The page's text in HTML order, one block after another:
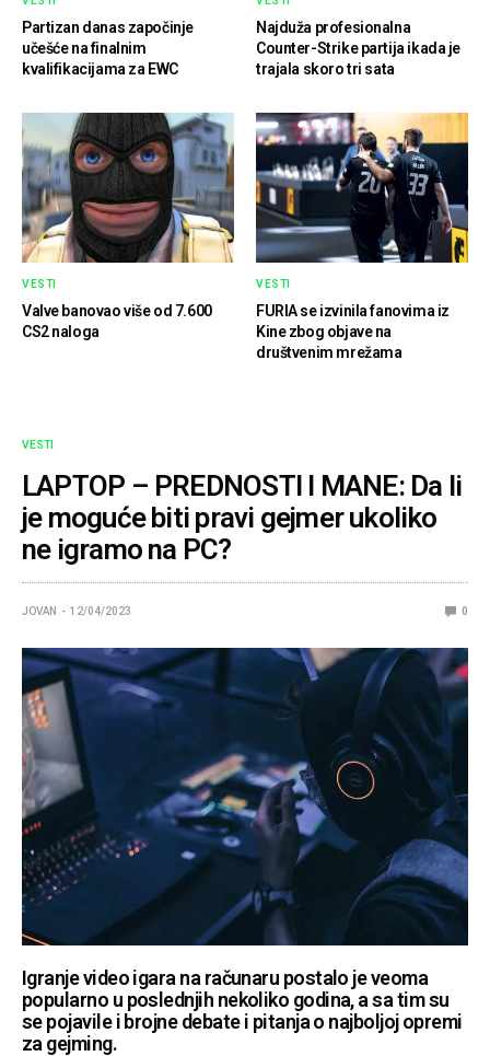
Partizan danas započinje
učešće na finalnim
kvalifikacijama za EWC
Najduža profesionalna
Counter-Strike partija ikada je
trajala skoro tri sata
VESTI
Valve banovao više od 7.600
CS2 naloga
VESTI
FURIA se izvinila fanovima iz
Kine zbog objave na
društvenim mrežama
VESTI
LAPTOP – PREDNOSTI I MANE: Da li
je moguće biti pravi gejmer ukoliko
ne igramo na PC?
JOVAN 12/04/2023 0
Igranje video igara na računaru postalo je veoma
popularno u poslednjih nekoliko godina, a sa tim su
se pojavile i brojne debate i pitanja o najboljoj opremi
za gejming.